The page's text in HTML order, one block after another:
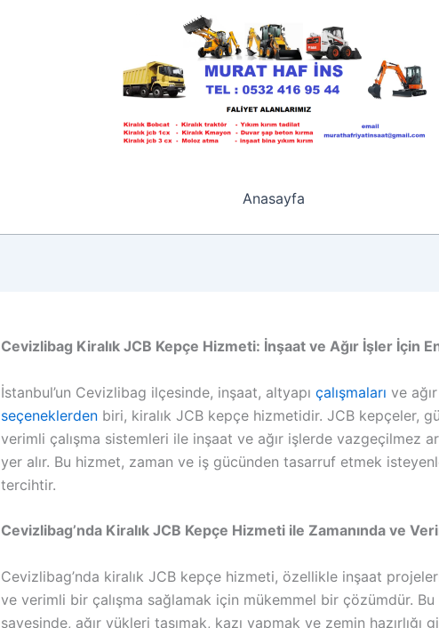
Anasayfa
Cevizlibag Kiralık JCB Kepçe Hizmeti: İnşaat ve Ağır İşler İçin
İstanbul’un Cevizlibag ilçesinde, inşaat, altyapı çalışmaları ve
seçeneklerden biri, kiralık JCB kepçe hizmetidir. JCB kepçeler,
verimli çalışma sistemleri ile inşaat ve ağır işlerde vazgeçilmez
yer alır. Bu hizmet, zaman ve iş gücünden tasarruf etmek
tercihtir.
Cevizlibag’nda Kiralık JCB Kepçe Hizmeti ile Zamanında ve
Cevizlibag’nda kiralık JCB kepçe hizmeti, özellikle inşaat
ve verimli bir çalışma sağlamak için mükemmel bir çözümdür. Bu
sayesinde, ağır yükleri taşımak, kazı yapmak ve zemin hazırlığı